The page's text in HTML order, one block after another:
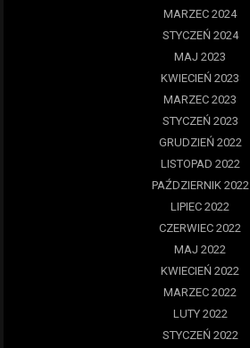
MARZEC 2024
STYCZEŃ 2024
MAJ 2023
KWIECIEŃ 2023
MARZEC 2023
STYCZEŃ 2023
GRUDZIEŃ 2022
LISTOPAD 2022
PAŹDZIERNIK 2022
LIPIEC 2022
CZERWIEC 2022
MAJ 2022
KWIECIEŃ 2022
MARZEC 2022
LUTY 2022
STYCZEŃ 2022